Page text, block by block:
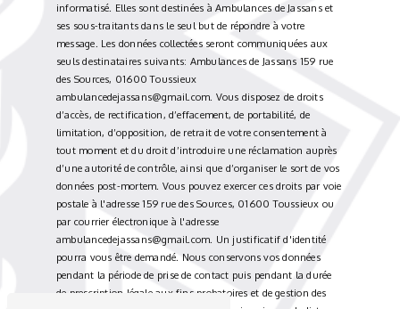
informatisé. Elles sont destinées à Ambulances de Jassans et
ses sous-traitants dans le seul but de répondre à votre
message. Les données collectées seront communiquées aux
seuls destinataires suivants: Ambulances de Jassans 159 rue
des Sources, 01600 Toussieux
ambulancedejassans@gmail.com. Vous disposez de droits
d’accès, de rectification, d’effacement, de portabilité, de
limitation, d’opposition, de retrait de votre consentement à
tout moment et du droit d’introduire une réclamation auprès
d’une autorité de contrôle, ainsi que d’organiser le sort de vos
données post-mortem. Vous pouvez exercer ces droits par voie
postale à l'adresse 159 rue des Sources, 01600 Toussieux ou
par courrier électronique à l'adresse
ambulancedejassans@gmail.com. Un justificatif d'identité
pourra vous être demandé. Nous conservons vos données
pendant la période de prise de contact puis pendant la durée
de prescription légale aux fins probatoires et de gestion des